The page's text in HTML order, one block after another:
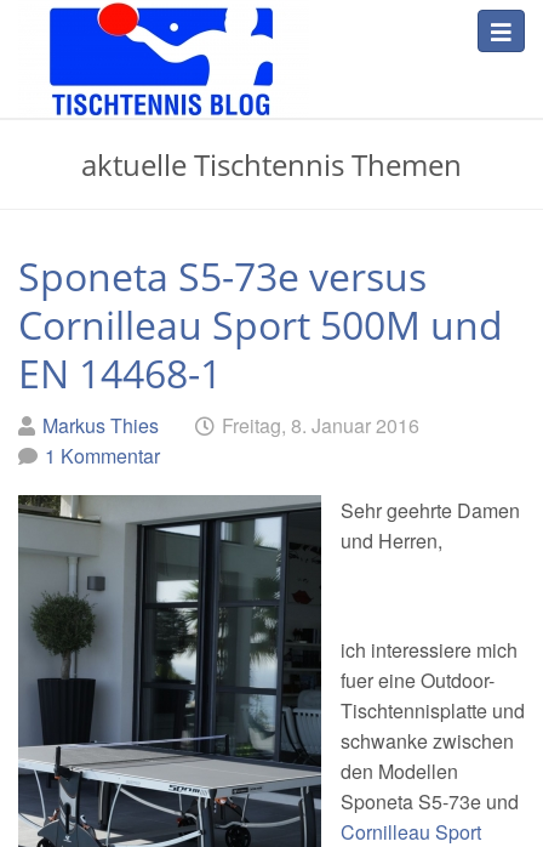
Skip
content
Tischtennis
aktuelle Tischtennis Themen
Sponeta S5-73e versus
Cornilleau Sport 500M und
EN 14468-1
Geschrieben
von
Markus Thies am Freitag, 8. Januar 2016
1 Kommentar
Sehr geehrte Damen
und Herren,
ich interessiere mich
fuer eine Outdoor-
Tischtennisplatte und
schwanke zwischen
den Modellen
Sponeta S5-73e und
Cornilleau Sport